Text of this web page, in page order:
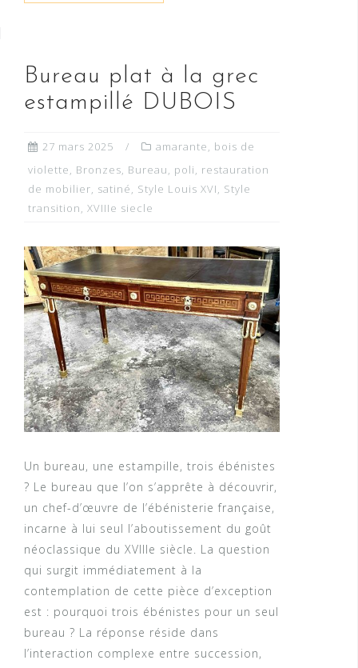
Bureau plat à la grec
estampillé DUBOIS
27 mars 2025 amarante, bois de
violette, Bronzes, Bureau, poli, restauration
de mobilier, satiné, Style Louis XVI, Style
transition, XVIIIe siecle
Un bureau, une estampille, trois ébénistes
? Le bureau que l’on s’apprête à découvrir,
un chef-d’œuvre de l’ébénisterie française,
incarne à lui seul l’aboutissement du goût
néoclassique du XVIIIe siècle. La question
qui surgit immédiatement à la
contemplation de cette pièce d’exception
est : pourquoi trois ébénistes pour un seul
bureau ? La réponse réside dans
l’interaction complexe entre succession,